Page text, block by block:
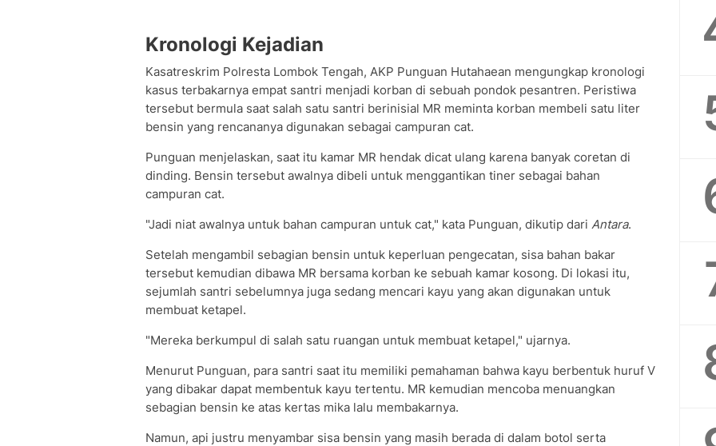
Kronologi Kejadian
Kasatreskrim Polresta Lombok Tengah, AKP Punguan Hutahaean mengungkap kronologi
kasus terbakarnya empat santri menjadi korban di sebuah pondok pesantren. Peristiwa
tersebut bermula saat salah satu santri berinisial MR meminta korban membeli satu liter
bensin yang rencananya digunakan sebagai campuran cat.
Punguan menjelaskan, saat itu kamar MR hendak dicat ulang karena banyak coretan di
dinding. Bensin tersebut awalnya dibeli untuk menggantikan tiner sebagai bahan
campuran cat.
"Jadi niat awalnya untuk bahan campuran untuk cat," kata Punguan, dikutip dari Antara.
Setelah mengambil sebagian bensin untuk keperluan pengecatan, sisa bahan bakar
tersebut kemudian dibawa MR bersama korban ke sebuah kamar kosong. Di lokasi itu,
sejumlah santri sebelumnya juga sedang mencari kayu yang akan digunakan untuk
membuat ketapel.
"Mereka berkumpul di salah satu ruangan untuk membuat ketapel," ujarnya.
Menurut Punguan, para santri saat itu memiliki pemahaman bahwa kayu berbentuk huruf V
yang dibakar dapat membentuk kayu tertentu. MR kemudian mencoba menuangkan
sebagian bensin ke atas kertas mika lalu membakarnya.
Namun, api justru menyambar sisa bensin yang masih berada di dalam botol serta